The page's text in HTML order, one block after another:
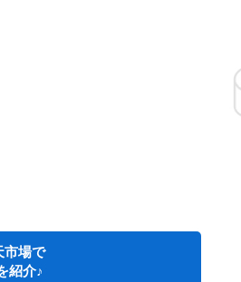
市場で
紹介♪